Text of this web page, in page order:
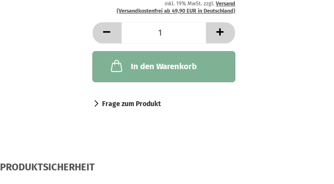
inkl. 19% MwSt. zzgl. Versand
(Versandkostenfrei ab 49,90 EUR in Deutschland)
In den Warenkorb
Frage zum Produkt
PRODUKTSICHERHEIT